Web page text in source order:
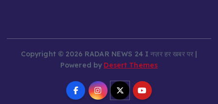
Copyright © 2026 RADAR NEWS 24 I नज़र हर खबर पर |
Powered by Desert Themes